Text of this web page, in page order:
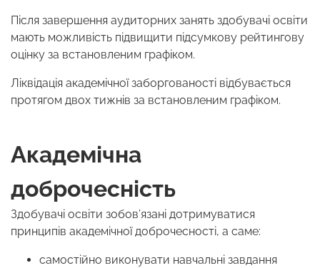
Після завершення аудиторних занять здобувачі освіти
мають можливість підвищити підсумкову рейтингову
оцінку за встановленим графіком.
Ліквідація академічної заборгованості відбувається
протягом двох тижнів за встановленим графіком.
Академічна
доброчесність
Здобувачі освіти зобов’язані дотримуватися
принципів академічної доброчесності, а саме:
самостійно виконувати навчальні завдання